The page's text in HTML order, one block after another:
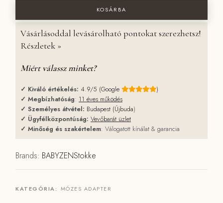
KOSÁRBA
Vásárlásoddal levásárolható pontokat szerezhetsz!
Részletek »
Miért válassz minket?
✓ Kiváló értékelés: 4.9/5 (Google
)
✓ Megbízhatóság: 11 éves működés
✓ Személyes átvétel: Budapest (Újbuda)
✓ Ügyfélközpontúság: Vevőbarát üzlet
✓ Minőség és szakértelem: Válogatott kínálat & garancia
Brands: BABYZENStokke
KATEGÓRIA: MÓZES ADAPTER